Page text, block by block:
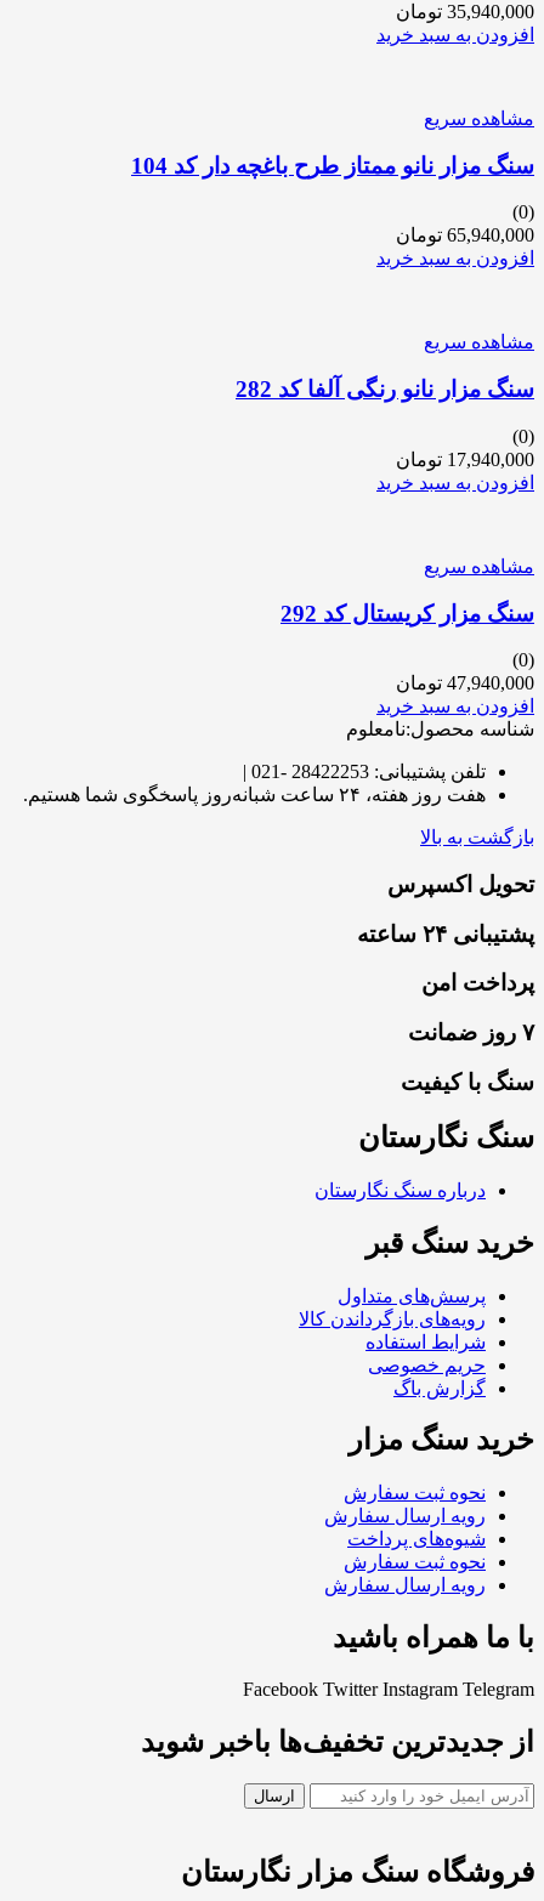
35,940,000 تومان
افزودن به سبد خرید
مشاهده سریع
سنگ مزار نانو ممتاز طرح باغچه دار کد 104
(0)
65,940,000 تومان
افزودن به سبد خرید
مشاهده سریع
سنگ مزار نانو رنگی آلفا کد 282
(0)
17,940,000 تومان
افزودن به سبد خرید
مشاهده سریع
سنگ مزار کریستال کد 292
(0)
47,940,000 تومان
افزودن به سبد خرید
شناسه محصول:نامعلوم
تلفن پشتیبانی: 28422253 -021 |
هفت روز هفته، ۲۴ ساعت شبانه‌روز پاسخگوی شما هستیم.
بازگشت به بالا
تحویل اکسپرس
پشتیبانی ۲۴ ساعته
پرداخت امن
۷ روز ضمانت
سنگ با کیفیت
سنگ نگارستان
درباره سنگ نگارستان
خرید سنگ قبر
پرسش‌های متداول
رویه‌های بازگرداندن کالا
شرایط استفاده
حریم خصوصی
گزارش باگ
خرید سنگ مزار
نحوه ثبت سفارش
رویه ارسال سفارش
شیوه‌های پرداخت
نحوه ثبت سفارش
رویه ارسال سفارش
با ما همراه باشید
Facebook Twitter Instagram Telegram
از جدیدترین تخفیف‌ها باخبر شوید
فروشگاه سنگ مزار نگارستان